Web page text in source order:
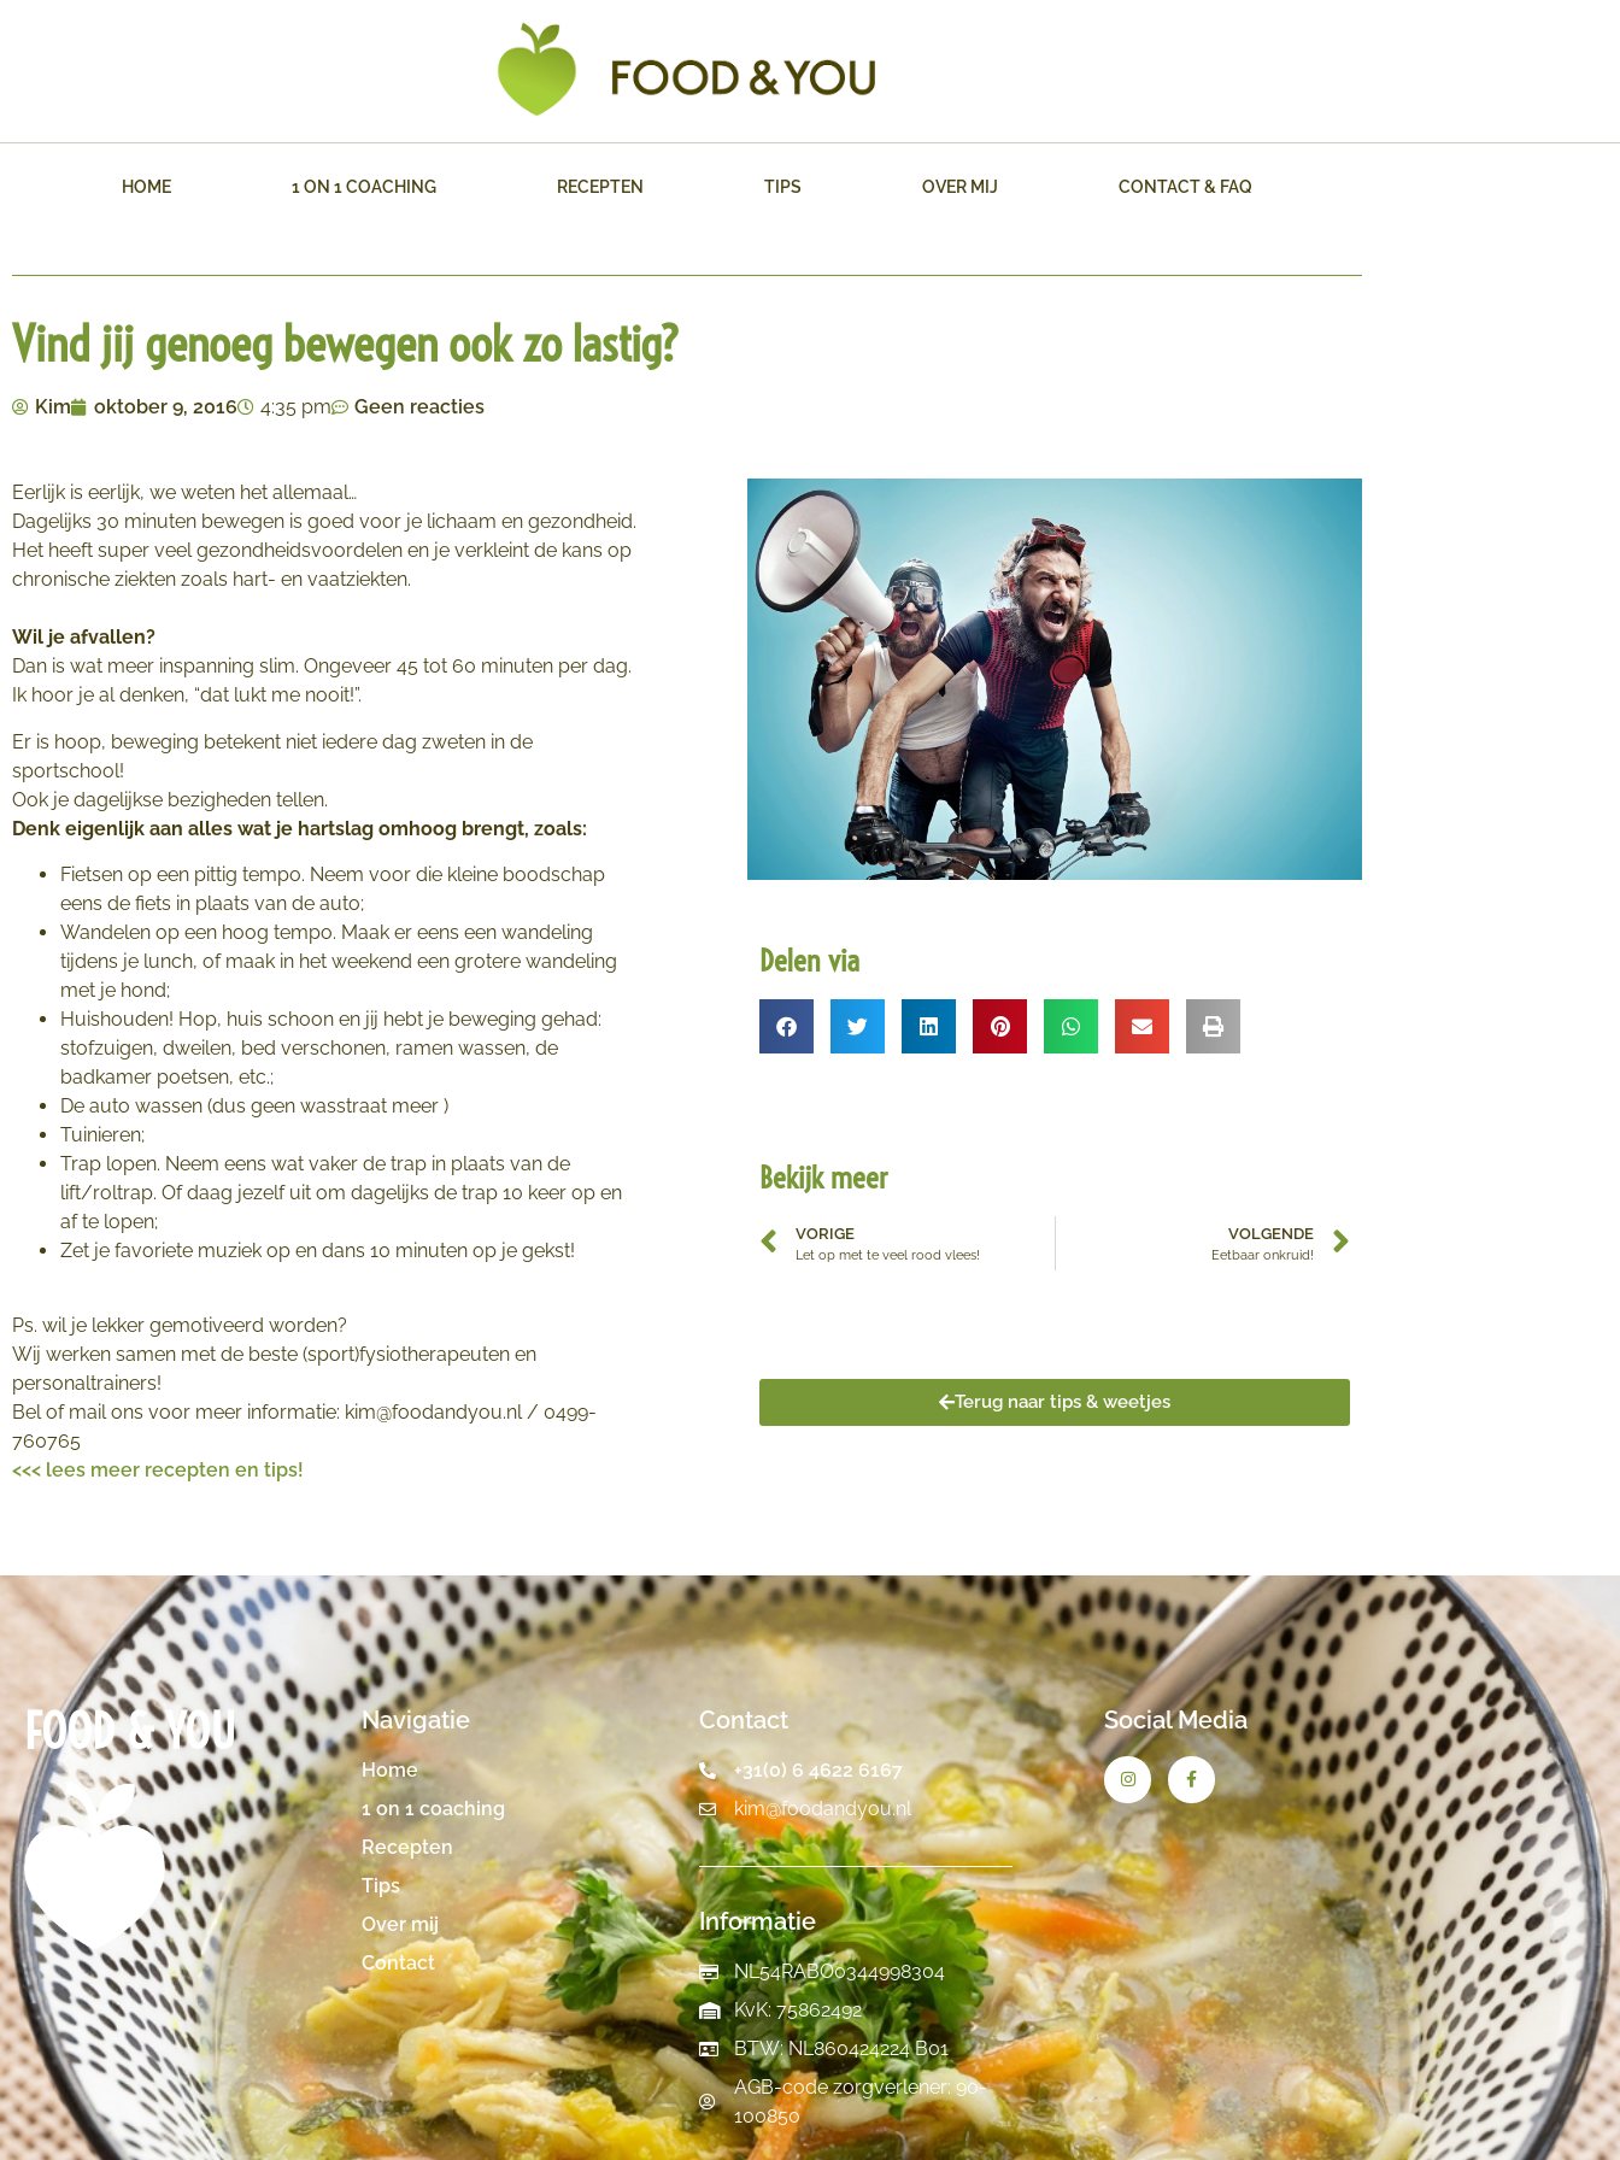
HOME 1 ON 1 COACHING RECEPTEN TIPS OVER MIJ CONTACT & FAQ
Vind jij genoeg bewegen ook zo lastig?
Kim oktober 9, 2016 4:35 pm Geen reacties
Eerlijk is eerlijk, we weten het allemaal…
Dagelijks 30 minuten bewegen is goed voor je lichaam en gezondheid.
Het heeft super veel gezondheidsvoordelen en je verkleint de kans op
chronische ziekten zoals hart- en vaatziekten.
Wil je afvallen?
Dan is wat meer inspanning slim. Ongeveer 45 tot 60 minuten per dag.
Ik hoor je al denken, “dat lukt me nooit!”.
Er is hoop, beweging betekent niet iedere dag zweten in de
sportschool!
Ook je dagelijkse bezigheden tellen.
Denk eigenlijk aan alles wat je hartslag omhoog brengt, zoals:
Fietsen op een pittig tempo. Neem voor die kleine boodschap
eens de fiets in plaats van de auto;
Wandelen op een hoog tempo. Maak er eens een wandeling
tijdens je lunch, of maak in het weekend een grotere wandeling
met je hond;
Huishouden! Hop, huis schoon en jij hebt je beweging gehad:
stofzuigen, dweilen, bed verschonen, ramen wassen, de
badkamer poetsen, etc.;
De auto wassen (dus geen wasstraat meer )
Tuinieren;
Trap lopen. Neem eens wat vaker de trap in plaats van de
lift/roltrap. Of daag jezelf uit om dagelijks de trap 10 keer op en
af te lopen;
Zet je favoriete muziek op en dans 10 minuten op je gekst!
Ps. wil je lekker gemotiveerd worden?
Wij werken samen met de beste (sport)fysiotherapeuten en
personaltrainers!
Bel of mail ons voor meer informatie: kim@foodandyou.nl / 0499-
760765
<<< lees meer recepten en tips!
Delen via
Bekijk meer
VORIGE
Let op met te veel rood vlees!
VOLGENDE
Eetbaar onkruid!
Terug naar tips & weetjes
FOOD & YOU Navigatie
Home
1 on 1 coaching
Recepten
Tips
Over mij
Contact
Contact
+31(0) 6 4622 6167
kim@foodandyou.nl
Informatie
NL54RABO0344998304
KvK: 75862492
BTW: NL860424224 B01
AGB-code zorgverlener: 90-
100850
Social Media